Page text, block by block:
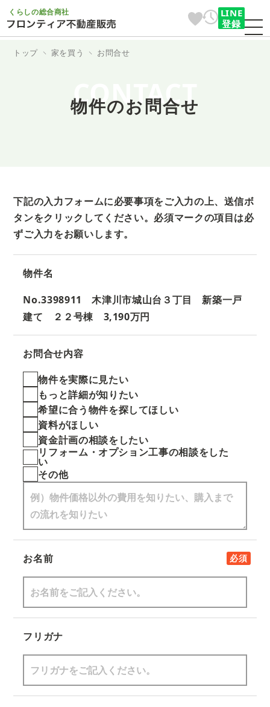
くらしの総合商社
LINE
登録
トップ 家を買う お問合せ
CONTACT
物件のお問合せ
下記の入力フォームに必要事項をご入力の上、送信ボ
タンをクリックしてください。 必須マークの項目は必
ずご入力をお願いします。
物件名
No.3398911 木津川市城山台３丁目 新築一戸
建て ２２号棟 3,190万円
お問合せ内容
物件を実際に見たい
もっと詳細が知りたい
希望に合う物件を探してほしい
資料がほしい
資金計画の相談をしたい
リフォーム・オプション工事の相談をした
い
その他
お名前 必須
フリガナ